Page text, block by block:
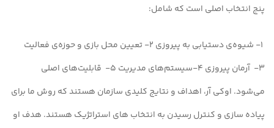
پنج انتخاب اصلی است که شامل:
تعیین محل بازی و حوزه‌ی فعالیت
3-
آرمان پیروزی 4-
سیستم‌های مدیریت 5- قابلیت‌های اصلی
می‌شود. اوکی آر، اهداف و نتایج کلیدی سازمان هستند که روش ما برای
پیاده سازی و کنترل رسیدن به انتخاب های استراتژیک هستند. هدف او